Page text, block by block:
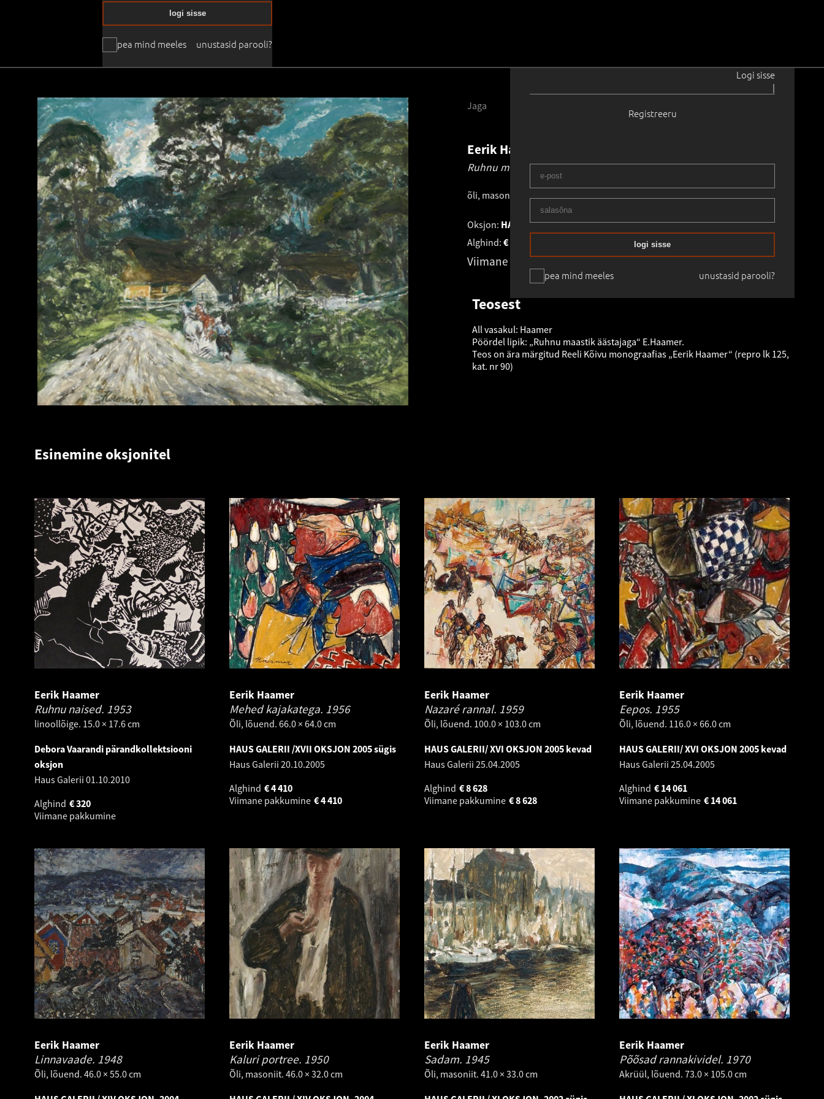
Logi sisse
|
Registreeru
pea mind meeles
logi sisse
unustasid parooli?
pea mind meeles
logi sisse
unustasid parooli?
Eerik Haamer
Ruhnu maastik äestajaga.1944
õli, masoniit 61.0 × 73.0 cmRaamitud
Oksjon: HAUS GALERII XXXV OKSJON 2014 kevad25.04.2014
Alghind: €
Viimane pakkumine: 7 100
€
Teosest
All vasakul: Haamer
Pöördel lipik: „Ruhnu maastik äästajaga“ E.Haamer.
Teos on ära märgitud Reeli Kõivu monograafias „Eerik Haamer“ (repro lk 125,
kat. nr 90)
Jaga
Esinemine oksjonitel
Eerik Haamer
Ruhnu naised. 1953
linoollõige. 15.0 × 17.6 cm
Debora Vaarandi pärandkollektsiooni
oksjon
Haus Galerii 01.10.2010
Alghind
320
€
Viimane pakkumine
Eerik Haamer
Mehed kajakatega. 1956
Õli, lõuend. 66.0 × 64.0 cm
HAUS GALERII /XVII OKSJON 2005 sügis
Haus Galerii 20.10.2005
Alghind
4 410
€
Viimane pakkumine
4 410
€
Eerik Haamer
Nazaré rannal. 1959
Õli, lõuend. 100.0 × 103.0 cm
HAUS GALERII/ XVI OKSJON 2005 kevad
Haus Galerii 25.04.2005
Alghind
8 628
€
Viimane pakkumine
8 628
€
Eerik Haamer
Eepos. 1955
Õli, lõuend. 116.0 × 66.0 cm
HAUS GALERII/ XVI OKSJON 2005 kevad
Haus Galerii 25.04.2005
Alghind
14 061
€
Viimane pakkumine
14 061
€
Eerik Haamer
Linnavaade. 1948
Õli, lõuend. 46.0 × 55.0 cm
Eerik Haamer
Kaluri portree. 1950
Õli, masoniit. 46.0 × 32.0 cm
Eerik Haamer
Sadam. 1945
Õli, masoniit. 41.0 × 33.0 cm
Eerik Haamer
Põõsad rannakividel. 1970
Akrüül, lõuend. 73.0 × 105.0 cm